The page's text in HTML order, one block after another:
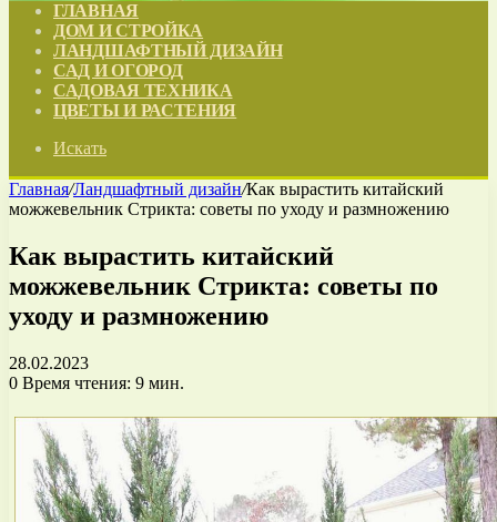
ГЛАВНАЯ
ДОМ И СТРОЙКА
ЛАНДШАФТНЫЙ ДИЗАЙН
САД И ОГОРОД
САДОВАЯ ТЕХНИКА
ЦВЕТЫ И РАСТЕНИЯ
Искать
Главная/Ландшафтный дизайн/Как вырастить китайский
можжевельник Стрикта: советы по уходу и размножению
Как вырастить китайский
можжевельник Стрикта: советы по
уходу и размножению
28.02.2023
0 Время чтения: 9 мин.